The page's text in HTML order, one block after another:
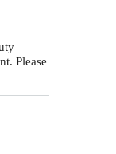
Please